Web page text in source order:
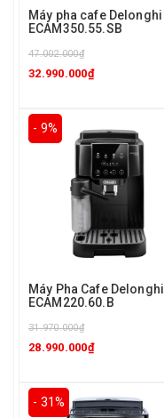
Máy pha cafe Delonghi
ECAM350.55.SB
47.002.000₫
32.990.000₫
- 9%
Máy Pha Cafe Delonghi
ECAM220.60.B
31.970.000₫
28.990.000₫
- 31%